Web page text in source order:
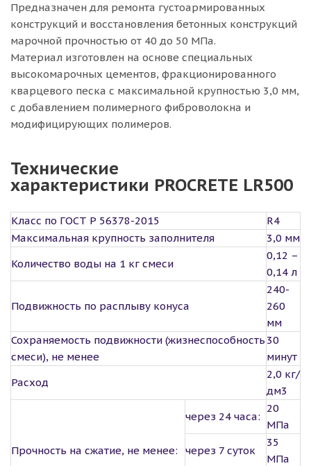
Предназначен для ремонта густоармированных
конструкций и восстановления бетонных конструкций
марочной прочностью от 40 до 50 МПа.
Материал изготовлен на основе специальных
высокомарочных цементов, фракционированного
кварцевого песка с максимальной крупностью 3,0 мм,
с добавлением полимерного фиброволокна и
модифицирующих полимеров.
Технические
характеристики PROCRETE LR500
Класс по ГОСТ Р 56378-2015
R4
Максимальная крупность заполнителя
3,0 мм
Количество воды на 1 кг смеси
0,12 –
0,14 л
Подвижность по расплыву конуса
240-
260
мм
Сохраняемость подвижности (жизнеспособность
смеси), не менее
30
минут
Расход
2,0 кг/
дм3
Прочность на сжатие, не менее:
через 24 часа:
20
МПа
через 7 суток
35
МПа